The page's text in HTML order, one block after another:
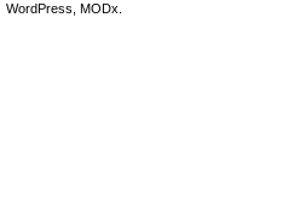
WordPress, MODx.